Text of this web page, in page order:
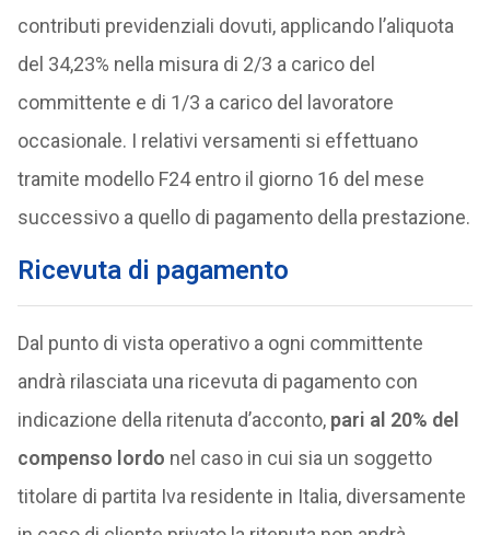
contributi previdenziali dovuti, applicando l’aliquota
del 34,23% nella misura di 2/3 a carico del
committente e di 1/3 a carico del lavoratore
occasionale. I relativi versamenti si effettuano
tramite modello F24 entro il giorno 16 del mese
successivo a quello di pagamento della prestazione.
Ricevuta di pagamento
Dal punto di vista operativo a ogni committente
andrà rilasciata una ricevuta di pagamento con
indicazione della ritenuta d’acconto, pari al 20% del
compenso lordo nel caso in cui sia un soggetto
titolare di partita Iva residente in Italia, diversamente